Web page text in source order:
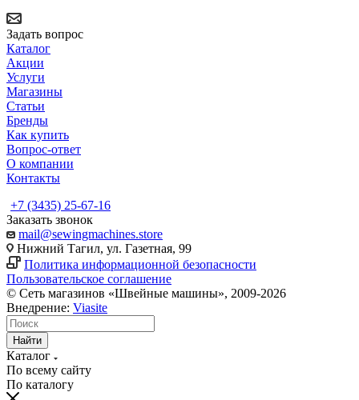
Задать вопрос
Каталог
Акции
Услуги
Магазины
Статьи
Бренды
Как купить
Вопрос-ответ
О компании
Контакты
+7 (3435) 25-67-16
Заказать звонок
mail@sewingmachines.store
Нижний Тагил, ул. Газетная, 99
Политика информационной безопасности
Пользовательское соглашение
© Сеть магазинов «Швейные машины», 2009-2026
Внедрение: Viasite
Найти
Каталог
По всему сайту
По каталогу